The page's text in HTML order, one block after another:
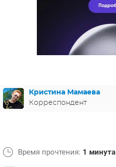
ГЕРМАНИЯ
СПОЙЛЕРЫ ИЗ СЕРИАЛОВ
Кристина Мамаева
Корреспондент
Время прочтения: 1 минута